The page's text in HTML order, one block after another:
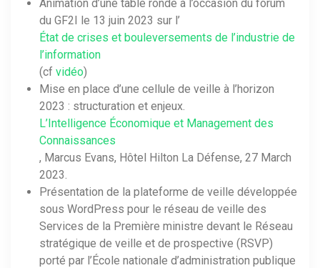
Animation d’une table ronde à l’occasion du forum
du GF2I le 13 juin 2023 sur l’
État de crises et bouleversements de l’industrie de
l’information
(cf vidéo)
Mise en place d’une cellule de veille à l’horizon
2023 : structuration et enjeux.
L’Intelligence Économique et Management des
Connaissances
, Marcus Evans, Hôtel Hilton La Défense, 27 March
2023.
Présentation de la plateforme de veille développée
sous WordPress pour le réseau de veille des
Services de la Première ministre devant le Réseau
stratégique de veille et de prospective (RSVP)
porté par l’École nationale d’administration publique